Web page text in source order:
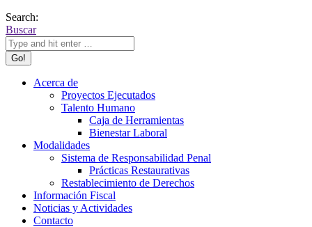
Search:
Buscar
Acerca de
Proyectos Ejecutados
Talento Humano
Caja de Herramientas
Bienestar Laboral
Modalidades
Sistema de Responsabilidad Penal
Prácticas Restaurativas
Restablecimiento de Derechos
Información Fiscal
Noticias y Actividades
Contacto